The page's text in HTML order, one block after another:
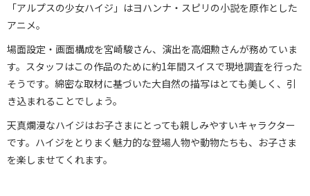
「アルプスの少女ハイジ」はヨハンナ・スピリの小説を原作とした
アニメ。
場面設定・画面構成を宮崎駿さん、演出を高畑勲さんが務めていま
す。スタッフはこの作品のために約1年間スイスで現地調査を行った
そうです。綿密な取材に基づいた大自然の描写はとても美しく、引
き込まれることでしょう。
天真爛漫なハイジはお子さまにとっても親しみやすいキャラクター
です。ハイジをとりまく魅力的な登場人物や動物たちも、お子さま
を楽しませてくれます。